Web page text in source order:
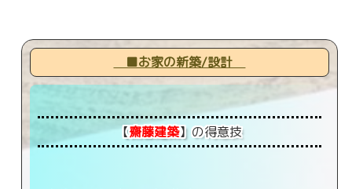
■お家の新築/設計
【齋藤建築】の得意技